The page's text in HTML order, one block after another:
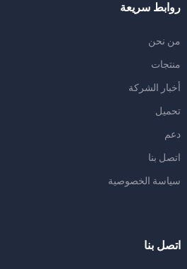
روابط سريعة
من نحن
منتجات
أخبار الشركة
تحميل
دعم
اتصل بنا
سياسة الخصوصية
اتصل بنا